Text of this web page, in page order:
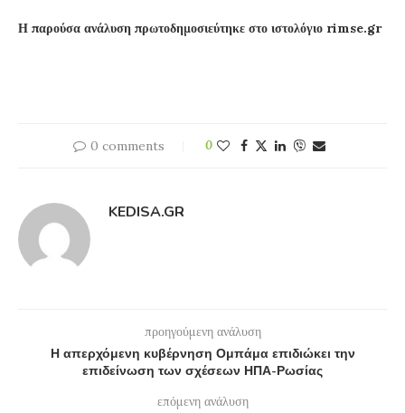
Η παρούσα ανάλυση πρωτοδημοσιεύτηκε στο ιστολόγιο rimse.gr
0 comments 0
KEDISA.GR
προηγούμενη ανάλυση
Η απερχόμενη κυβέρνηση Ομπάμα επιδιώκει την
επιδείνωση των σχέσεων ΗΠΑ-Ρωσίας
επόμενη ανάλυση